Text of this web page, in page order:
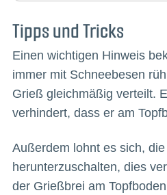
Tipps und Tricks
Einen wichtigen Hinweis
immer mit Schneebesen
Grieß gleichmäßig verteilt.
verhindert, dass er am
Außerdem lohnt es sich,
herunterzuschalten, dies
der Grießbrei am